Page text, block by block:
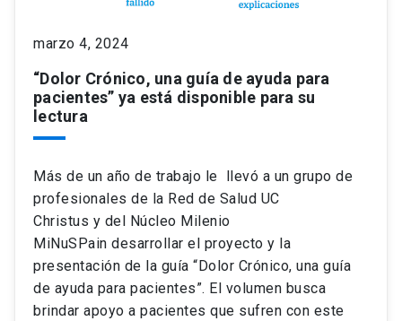
Académicos
Consejo de Facultad
Documentos FCB
Dirección Investigación
Grupos de Investigación
FCB en el Territorio
Redes Internacionales
Estudiantes
Pregrado
Centro de Estudiantes
Publicaciones
marzo 4, 2024
“Dolor Crónico, una guía de ayuda para
pacientes” ya está disponible para su
lectura
Más de un año de trabajo le llevó a un grupo de
profesionales de la Red de Salud UC
Christus y del Núcleo Milenio
MiNuSPain desarrollar el proyecto y la
presentación de la guía “Dolor Crónico, una guía
de ayuda para pacientes”. El volumen busca
brindar apoyo a pacientes que sufren con este